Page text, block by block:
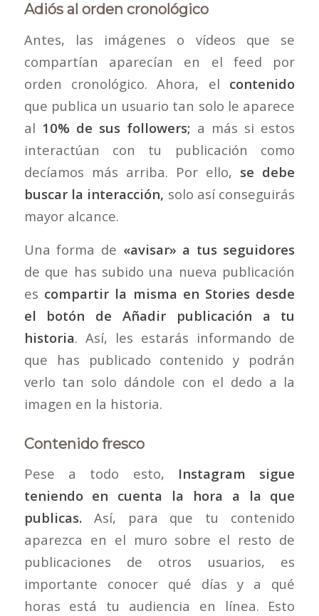
Adiós al orden cronológico
Antes, las imágenes o vídeos que se
compartían aparecían en el feed por
orden cronológico. Ahora, el contenido
que publica un usuario tan solo le aparece
al 10% de sus followers; a más si estos
interactúan con tu publicación como
decíamos más arriba. Por ello, se debe
buscar la interacción, solo así conseguirás
mayor alcance.
Una forma de «avisar» a tus seguidores
de que has subido una nueva publicación
es compartir la misma en Stories desde
el botón de Añadir publicación a tu
historia. Así, les estarás informando de
que has publicado contenido y podrán
verlo tan solo dándole con el dedo a la
imagen en la historia.
Contenido fresco
Pese a todo esto, Instagram sigue
teniendo en cuenta la hora a la que
publicas.Así, para que tu contenido
aparezca en el muro sobre el resto de
publicaciones de otros usuarios, es
importante conocer qué días y a qué
horas está tu audiencia en línea. Esto